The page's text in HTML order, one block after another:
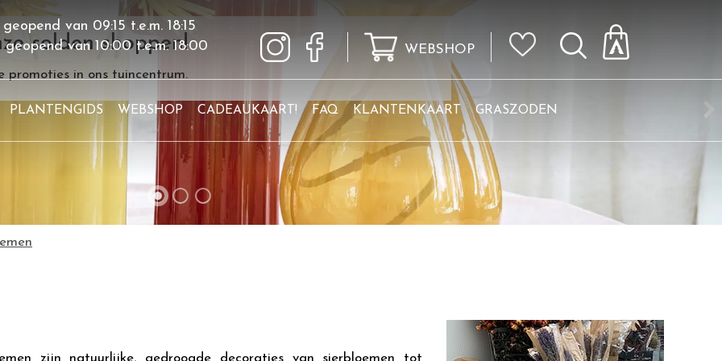
solden shoppen!
promoties in ons tuincentrum.
van 09:15 t.e.m. 18:15
geopend van10:00t.e.m.18:00 WEBSHOP
PLANTENGIDS WEBSHOP CADEAUKAART! FAQ KLANTENKAART GRASZODEN
zijn natuurlijke, gedroogde decoraties van sierbloemen tot